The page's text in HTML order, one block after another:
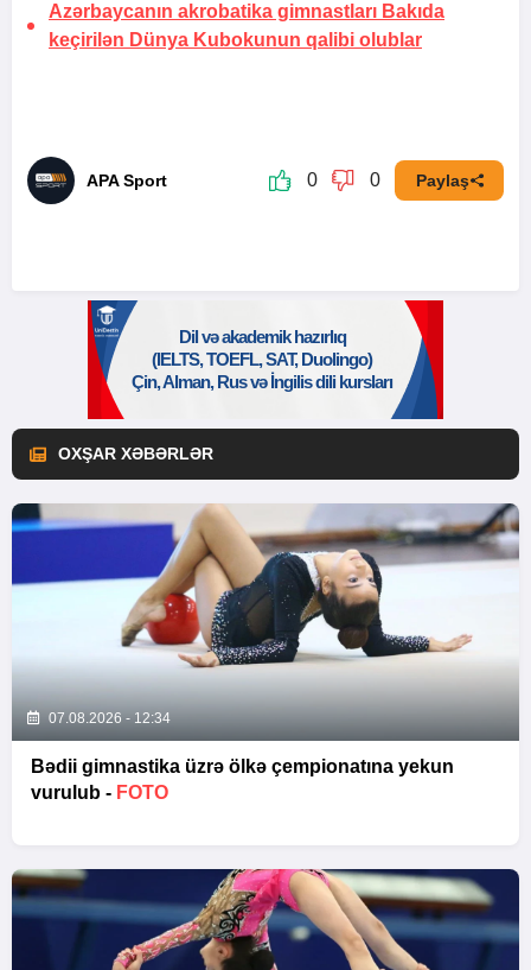
Azərbaycanın akrobatika gimnastları Bakıda
keçirilən Dünya Kubokunun qalibi olublar
APA Sport 0 0 Paylaş
OXŞAR XƏBƏRLƏR
07.08.2026 - 12:34
Bədii gimnastika üzrə ölkə çempionatına yekun
vurulub - FOTO